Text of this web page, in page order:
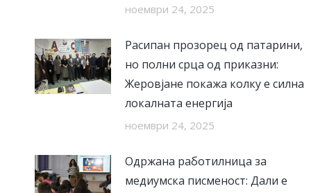
ноември 24, 2025
Расипан прозорец од патарини,
но полни срца од приказни:
Жеровјане покажа колку е силна
локалната енергија
ноември 24, 2025
Одржана работилница за
медиумска писменост: Дали е